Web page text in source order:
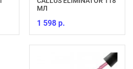
МЛ
1 598 р.